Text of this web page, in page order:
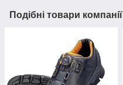
Подібні товари компанії